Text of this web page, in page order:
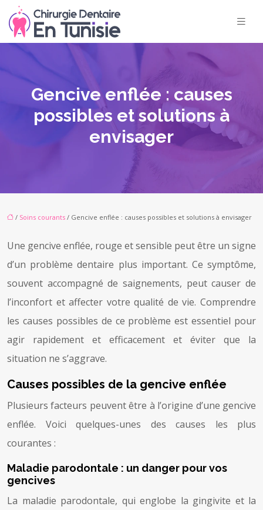
Gencive enflée : causes
possibles et solutions à
envisager
/ Soins courants / Gencive enflée : causes possibles et solutions à envisager
Une gencive enflée, rouge et sensible peut être un signe
d’un problème dentaire plus important. Ce symptôme,
souvent accompagné de saignements, peut causer de
l’inconfort et affecter votre qualité de vie. Comprendre
les causes possibles de ce problème est essentiel pour
agir rapidement et efficacement et éviter que la
situation ne s’aggrave.
Causes possibles de la gencive enflée
Plusieurs facteurs peuvent être à l’origine d’une gencive
enflée. Voici quelques-unes des causes les plus
courantes :
Maladie parodontale : un danger pour vos
gencives
La maladie parodontale, qui englobe la gingivite et la